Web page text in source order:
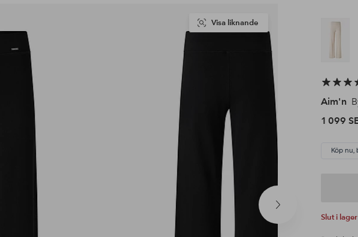
Nästa
produkt
Visa liknande
Aim'n
1 099
Köp nu,
Slut i lager